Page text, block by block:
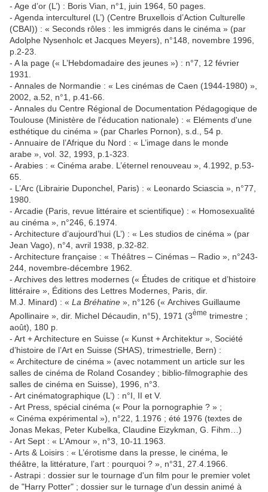
- Age d’or (L’) : Boris Vian, n°1, juin 1964, 50 pages.
- Agenda interculturel (L’) (Centre Bruxellois d’Action Culturelle
(CBAI)) : « Seconds rôles : les immigrés dans le cinéma » (par
Adolphe Nysenholc et Jacques Meyers), n°148, novembre 1996,
p.2-23.
- A la page (« L’Hebdomadaire des jeunes ») : n°7, 12 février
1931.
- Annales de Normandie : « Les cinémas de Caen (1944-1980) »,
2002, a.52, n°1, p.41-66.
- Annales du Centre Régional de Documentation Pédagogique de
Toulouse (Ministère de l'éducation nationale) : « Eléments d'une
esthétique du cinéma » (par Charles Pornon), s.d., 54 p.
- Annuaire de l’Afrique du Nord : « L’image dans le monde
arabe », vol. 32, 1993, p.1-323.
- Arabies : « Cinéma arabe. L’éternel renouveau », 4.1992, p.53-
65.
- L’Arc (Librairie Duponchel, Paris) : « Leonardo Sciascia », n°77,
1980.
- Arcadie (Paris, revue littéraire et scientifique) : « Homosexualité
au cinéma », n°246, 6.1974.
- Architecture d’aujourd’hui (L’) : « Les studios de cinéma » (par
Jean Vago), n°4, avril 1938, p.32-82.
- Architecture française : « Théâtres – Cinémas – Radio », n°243-
244, novembre-décembre 1962.
- Archives des lettres modernes (« Études de critique et d’histoire
littéraire », Éditions des Lettres Modernes, Paris, dir.
M.J. Minard) : « La Bréhatine », n°126 (« Archives Guillaume
Apollinaire », dir. Michel Décaudin, n°5), 1971 (3ème trimestre ;
août), 180 p.
- Art + Architecture en Suisse (« Kunst + Architektur », Société
d’histoire de l’Art en Suisse (SHAS), trimestrielle, Bern) :
« Architecture de cinéma » (avec notamment un article sur les
salles de cinéma de Roland Cosandey ; biblio-filmographie des
salles de cinéma en Suisse), 1996, n°3.
- Art cinématographique (L’) : n°I, II et V.
- Art Press, spécial cinéma (« Pour la pornographie ? » ;
« Cinéma expérimental »), n°22, 1.1976 ; été 1976 (textes de
Jonas Mekas, Peter Kubelka, Claudine Eizykman, G. Fihm…)
- Art Sept : « L’Amour », n°3, 10-11.1963.
- Arts & Loisirs : « L’érotisme dans la presse, le cinéma, le
théâtre, la littérature, l’art : pourquoi ? », n°31, 27.4.1966.
- Astrapi : dossier sur le tournage d'un film pour le premier volet
de "Harry Potter" ; dossier sur le turnage d'un dessin animé à